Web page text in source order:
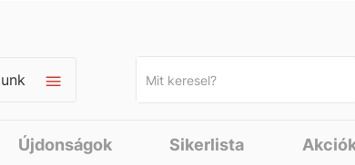
Újdonságok Sikerlista